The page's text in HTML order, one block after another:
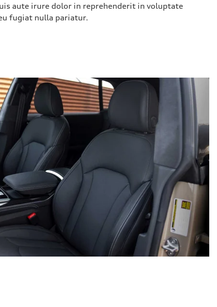
aute irure dolor in reprehenderit in voluptate
fugiat nulla pariatur.